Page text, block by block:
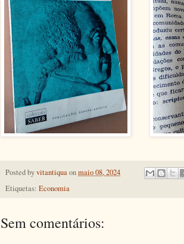
Posted byvitantiquaonmaio 08, 2024
Etiquetas: Economia
Sem comentários: